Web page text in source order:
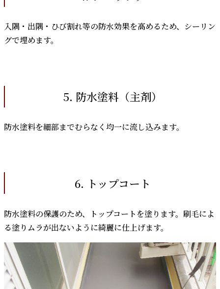
入隅・出隅・ひび割れ等の防水効果を高めるため、シーリン
グで埋めます。
5. 防水塗料（主剤）
防水塗料を細部までむらなく均一に流し込みます。
6. トップコート
防水塗料の保護のため、トップコートを塗ります。刷毛によ
る塗りムラが出ないように綺麗に仕上げます。